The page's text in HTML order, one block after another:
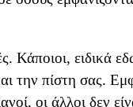
Κάποιοι, ειδικά
την πίστη σας.
οι άλλοι δεν